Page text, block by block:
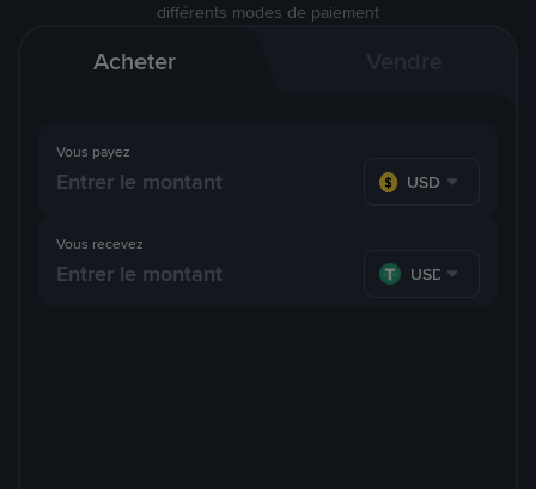
différents modes de paiement
Acheter
Vous payez
USD
Vous recevez
USDT